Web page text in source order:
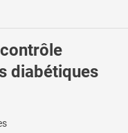
diabétiques